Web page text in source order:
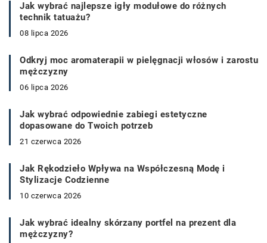
Jak wybrać najlepsze igły modułowe do różnych
technik tatuażu?
08 lipca 2026
Odkryj moc aromaterapii w pielęgnacji włosów i zarostu
mężczyzny
06 lipca 2026
Jak wybrać odpowiednie zabiegi estetyczne
dopasowane do Twoich potrzeb
21 czerwca 2026
Jak Rękodzieło Wpływa na Współczesną Modę i
Stylizacje Codzienne
10 czerwca 2026
Jak wybrać idealny skórzany portfel na prezent dla
mężczyzny?